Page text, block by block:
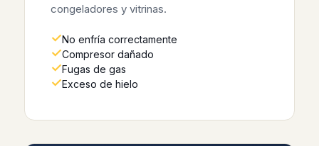
congeladores y vitrinas.
No enfría correctamente
Compresor dañado
Fugas de gas
Exceso de hielo